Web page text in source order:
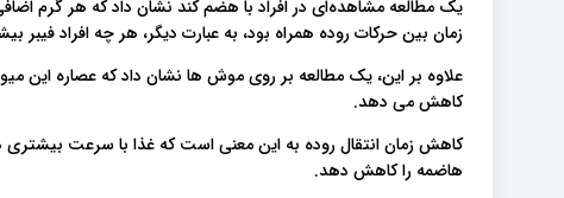
زمان بین حرکات روده همراه بود، به عبارت دیگر، هر چه افراد
علاوه بر این، یک مطالعه بر روی موش ها نشان داد که عصاره این
کاهش می دهد.
کاهش زمان انتقال روده به این معنی است که غذا با سرعت
هاضمه را کاهش دهد.